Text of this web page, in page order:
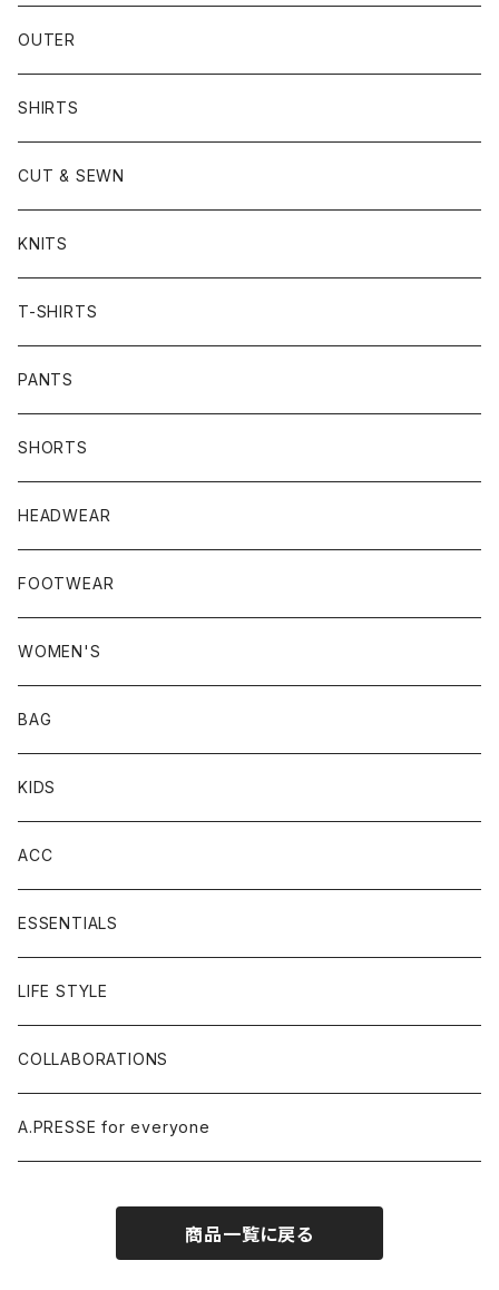
OUTER
SHIRTS
CUT & SEWN
KNITS
T-SHIRTS
PANTS
SHORTS
HEADWEAR
FOOTWEAR
WOMEN'S
BAG
KIDS
ACC
ESSENTIALS
LIFE STYLE
COLLABORATIONS
A.PRESSE for everyone
商品一覧に戻る